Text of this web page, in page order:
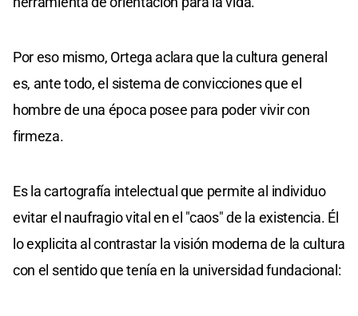
Por eso mismo, Ortega aclara que la cultura general
es, ante todo, el sistema de convicciones que el
hombre de una época posee para poder vivir con
firmeza.
Es la cartografía intelectual que permite al individuo
evitar el naufragio vital en el "caos" de la existencia. Él
lo explicita al contrastar la visión moderna de la cultura
con el sentido que tenía en la universidad fundacional: